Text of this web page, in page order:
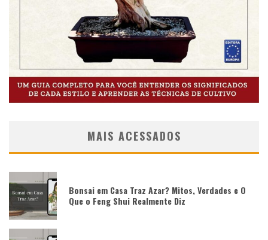
MAIS ACESSADOS
Bonsai em Casa Traz Azar? Mitos, Verdades e O
Que o Feng Shui Realmente Diz